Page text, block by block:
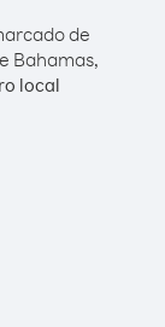
de
Bahamas,
local